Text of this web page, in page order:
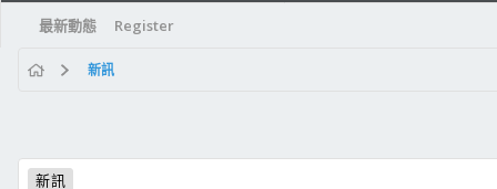
最新動態 Register
新訊
新訊